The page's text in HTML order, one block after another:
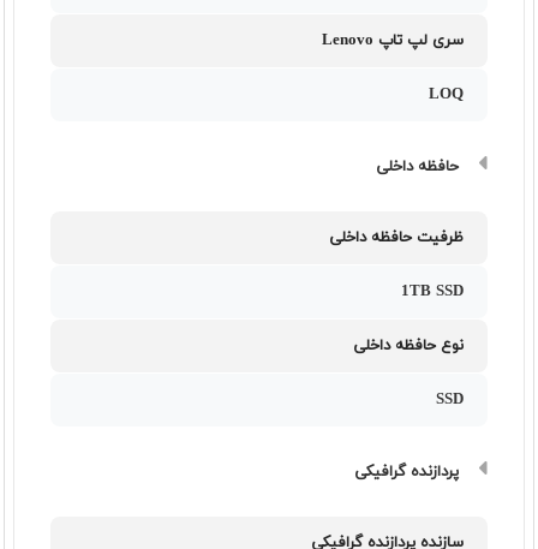
سری لپ تاپ Lenovo
LOQ
حافظه داخلی
ظرفیت حافظه داخلی
1TB SSD
نوع حافظه داخلی
SSD
پردازنده گرافیکی
سازنده پردازنده گرافیکی